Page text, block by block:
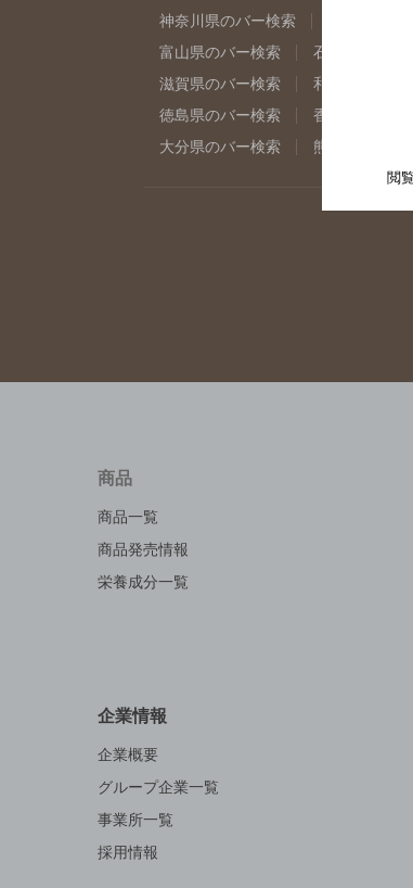
神奈川県のバー検索
富山県のバー検索
石川県のバー
滋賀県のバー検索
和歌山県のバ
徳島県のバー検索
香川県のバー
大分県のバー検索
熊本県のバー
商品
商品一覧
商品発売情報
栄養成分一覧
企業情報
企業概要
グループ企業一覧
事業所一覧
採用情報
閲